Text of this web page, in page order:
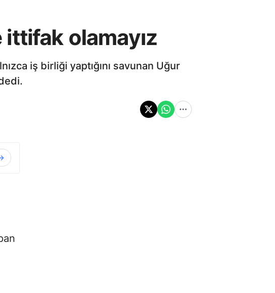
olamayız
iş birliği yaptığını savunan Uğur